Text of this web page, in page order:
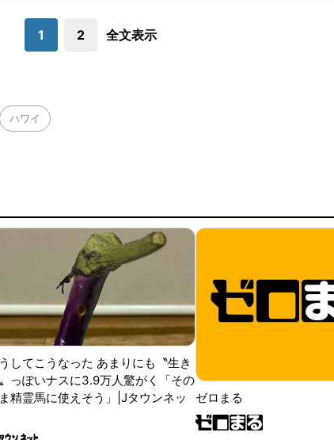
1 2 全文表示
ハワイ
してこうなった あまりにも〝生き
っぽいナスに3.9万人驚がく「その
精霊馬に使えそう」|Jタウンネッ
ゼロまる